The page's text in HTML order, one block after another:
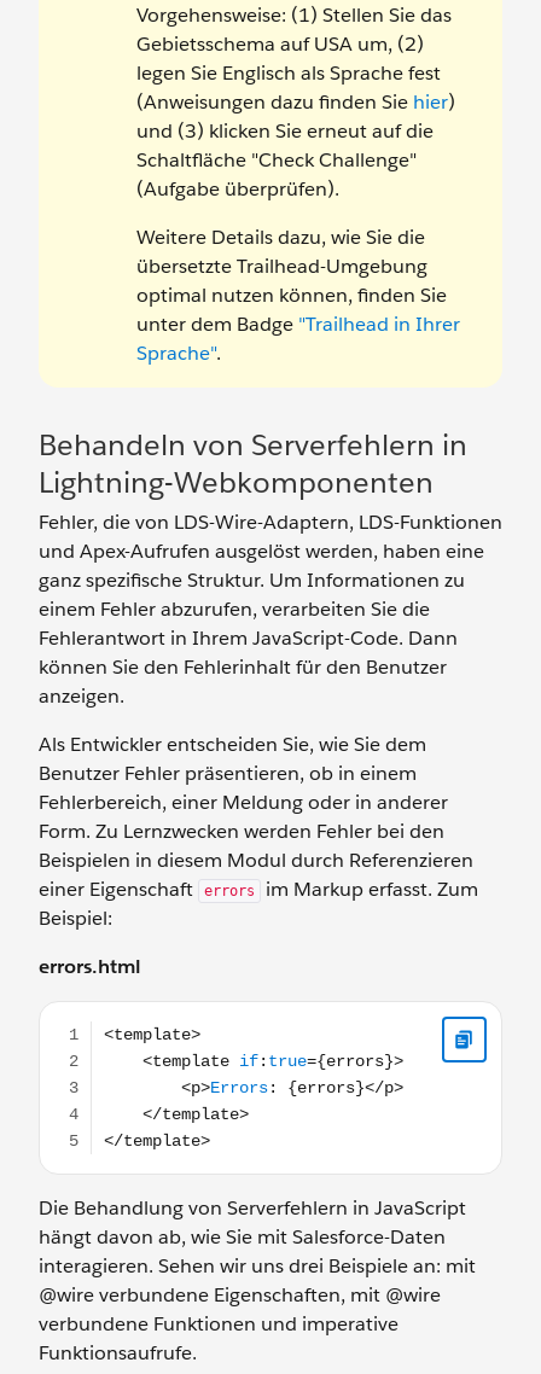
Vorgehensweise: (1) Stellen Sie das
Gebietsschema auf USA um, (2)
legen Sie Englisch als Sprache fest
(Anweisungen dazu finden Sie hier)
und (3) klicken Sie erneut auf die
Schaltfläche "Check Challenge"
(Aufgabe überprüfen).
Weitere Details dazu, wie Sie die
übersetzte Trailhead-Umgebung
optimal nutzen können, finden Sie
unter dem Badge "Trailhead in Ihrer
Sprache".
Behandeln von Serverfehlern in
Lightning-Webkomponenten
Fehler, die von LDS-Wire-Adaptern, LDS-Funktionen
und Apex-Aufrufen ausgelöst werden, haben eine
ganz spezifische Struktur. Um Informationen zu
einem Fehler abzurufen, verarbeiten Sie die
Fehlerantwort in Ihrem JavaScript-Code. Dann
können Sie den Fehlerinhalt für den Benutzer
anzeigen.
Als Entwickler entscheiden Sie, wie Sie dem
Benutzer Fehler präsentieren, ob in einem
Fehlerbereich, einer Meldung oder in anderer
Form. Zu Lernzwecken werden Fehler bei den
Beispielen in diesem Modul durch Referenzieren
einer Eigenschaft
errors
im Markup erfasst. Zum
Beispiel:
errors.html
<template> <template if:true={errors}> <p>Errors:
Die Behandlung von Serverfehlern in JavaScript
hängt davon ab, wie Sie mit Salesforce-Daten
interagieren. Sehen wir uns drei Beispiele an: mit
@wire verbundene Eigenschaften, mit @wire
verbundene Funktionen und imperative
Funktionsaufrufe.